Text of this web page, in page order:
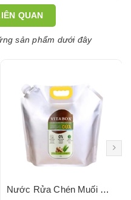
QUAN
sản phẩm dưới đây
Nước Rửa Chén Muối Hữu Cơ Dừa VITABOX Ginger Lemongrass Hương Gừng Sả Túi Refill 2800ml